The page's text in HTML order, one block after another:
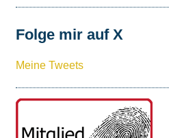
Folge mir auf X
Meine Tweets